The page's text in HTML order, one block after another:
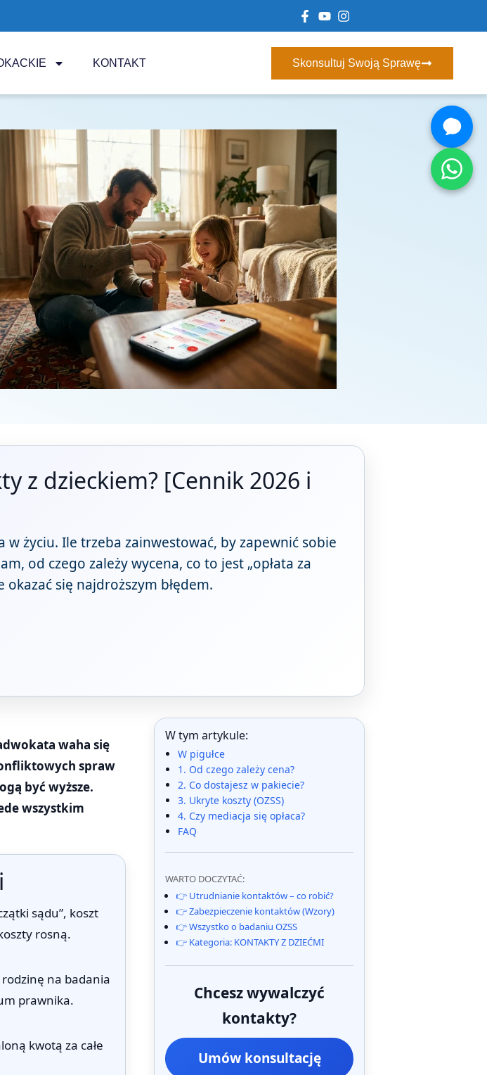
KONTAKT Skonsultuj Swoją Sprawę
z dzieckiem? [Cennik 2026 i
życiu. Ile trzeba zainwestować, by zapewnić sobie
od czego zależy wycena, co to jest „opłata za
się najdroższym błędem.
waha się
spraw
być wyższe.
wszystkim
sądu”, koszt
rosną.
na badania
prawnika.
kwotą za całe
W tym artykule:
W pigułce
1. Od czego zależy cena?
2. Co dostajesz w pakiecie?
3. Ukryte koszty (OZSS)
4. Czy mediacja się opłaca?
FAQ
WARTO DOCZYTAĆ:
👉 Utrudnianie kontaktów – co robić?
👉 Zabezpieczenie kontaktów (Wzory)
👉 Wszystko o badaniu OZSS
👉 Kategoria: KONTAKTY Z DZIEĆMI
Chcesz wywalczyć
kontakty?
Umów konsultację